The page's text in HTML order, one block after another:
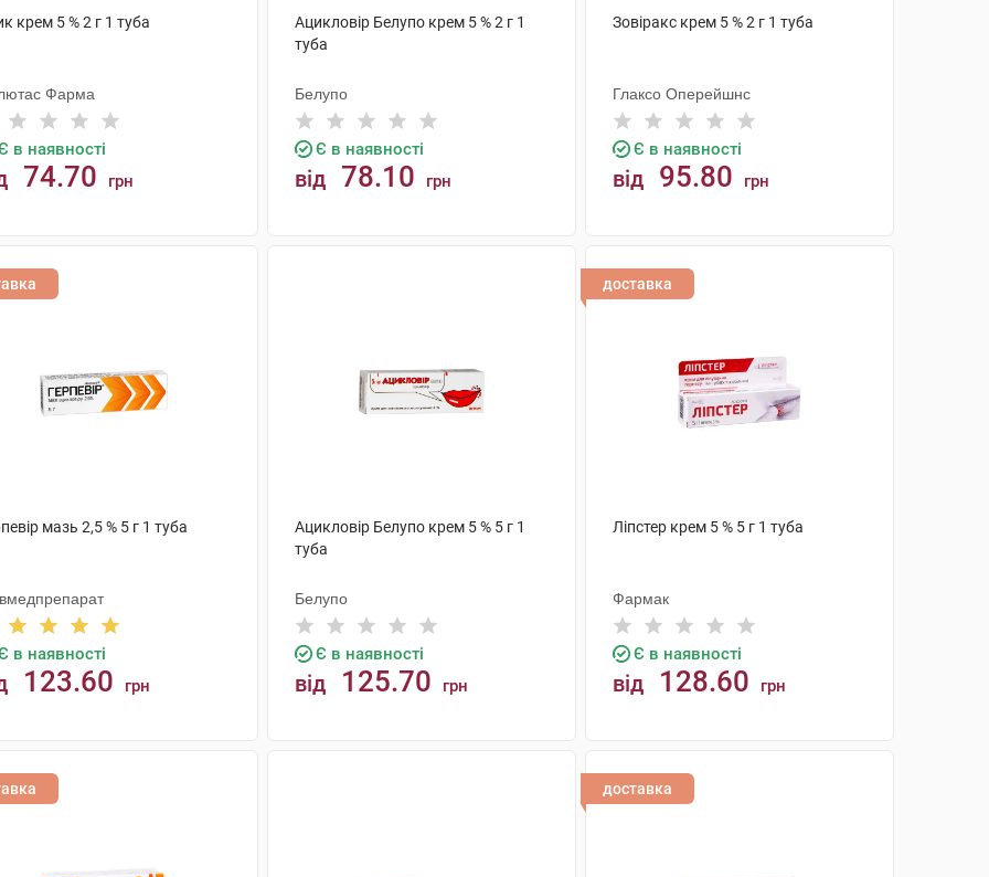
крем 5 % 2 г 1 туба
Фарма
в наявності
74.70 грн
Ацикловір Белупо крем 5 % 2 г 1
туба
Белупо
Є в наявності
від 78.10 грн
Зовіракс крем 5 % 2 г 1 туба
Глаксо Оперейшнс
Є в наявності
від 95.80 грн
мазь 2,5 % 5 г 1 туба
в наявності
123.60 грн
Ацикловір Белупо крем 5 % 5 г 1
туба
Белупо
Є в наявності
від 125.70 грн
доставка
Ліпстер крем 5 % 5 г 1 туба
Фармак
Є в наявності
від 128.60 грн
доставка